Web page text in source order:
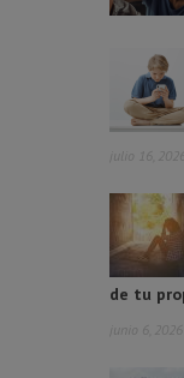
julio 16, 2026
de tu
junio 6, 2026